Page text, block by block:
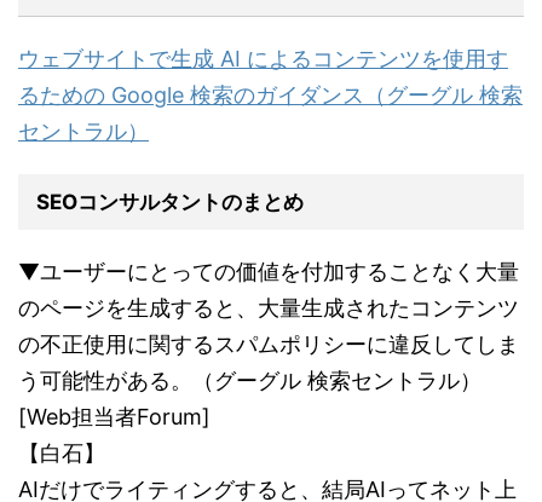
ウェブサイトで生成 AI によるコンテンツを使用す
るための Google 検索のガイダンス（グーグル 検索
セントラル）
SEOコンサルタントのまとめ
▼ユーザーにとっての価値を付加することなく大量
のページを生成すると、大量生成されたコンテンツ
の不正使用に関するスパムポリシーに違反してしま
う可能性がある。（グーグル 検索セントラル）
[Web担当者Forum]
【白石】
AIだけでライティングすると、結局AIってネット上